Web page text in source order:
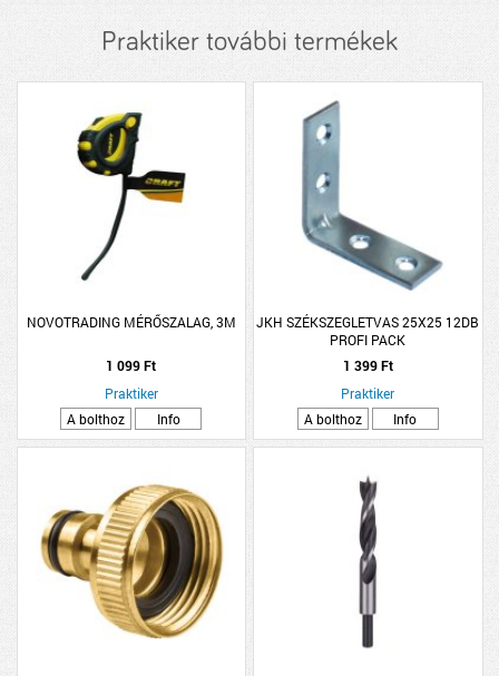
Praktiker további termékek
NOVOTRADING MÉRŐSZALAG, 3M
1 099 Ft
Praktiker
A bolthoz
Info
JKH SZÉKSZEGLETVAS 25X25 12DB
PROFI PACK
1 399 Ft
Praktiker
A bolthoz
Info